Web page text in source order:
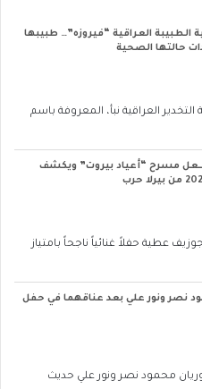
العراقية “فيروزه”… طبيبها
حالتها الصحية
العراقية نبأ، المعروفة باسم
مسرح “أعياد بيروت” ويكشف
جوزيف عطية حفلاً غنائياً ناجحاً بامتياز
نصر ونور علي بعد عناقهما في حفل
محمود نصر ونور علي حديث